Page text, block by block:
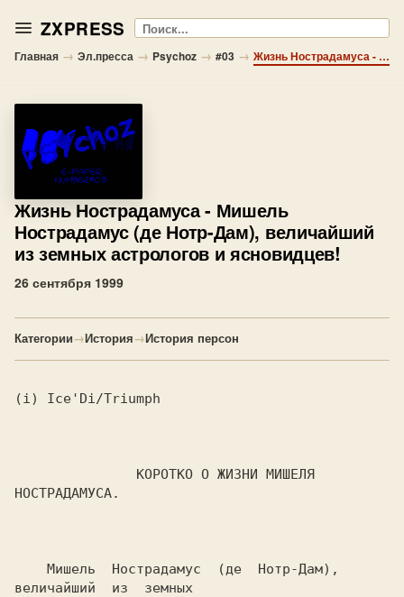
ZXPRESS Поиск
Главная → Эл.пресса → Psychoz → #03 → Жизнь Нострадамуса - Мишель Нострадамус (де Нотр-Дам), величайший из земных астрологов и ясновидцев!
Жизнь Нострадамуса- Мишель
Нострадамус (де Нотр-Дам), величайший
из земных астрологов и ясновидцев!
26 сентября 1999
Категории→История→История персон
(i) Ice'Di/Triumph
НОСТРАДАМУСА.
величайший  из  земных